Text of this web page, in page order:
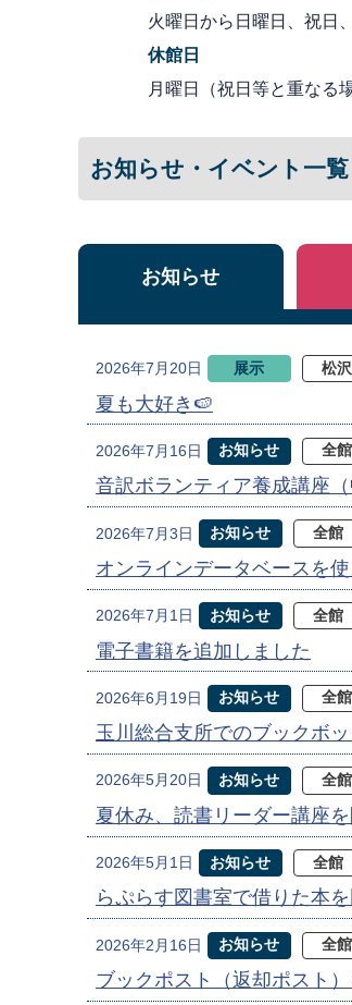
火曜日から日曜日、祝日
休館日
月曜日（祝日等と重なる
お知らせ・イベント一覧
お知らせ
2026年7月20日 展示 松沢
夏も大好き🍉
2026年7月16日 お知らせ 全館
音訳ボランティア養成講座（
2026年7月3日 お知らせ 全館
オンラインデータベースを
2026年7月1日 お知らせ 全館
電子書籍を追加しました
2026年6月19日 お知らせ 全館
玉川総合支所でのブックボ
2026年5月20日 お知らせ 全館
夏休み、読書リーダー講座
2026年5月1日 お知らせ 全館
らぷらす図書室で借りた本
2026年2月16日 お知らせ 全館
ブックポスト（返却ポスト